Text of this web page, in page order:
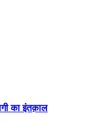
का इंतक़ाल